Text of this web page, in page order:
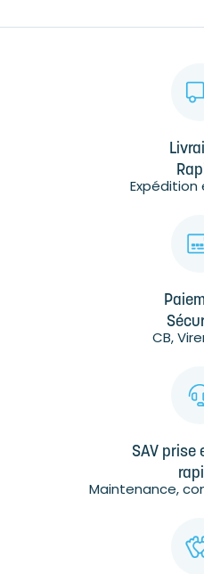
Expédition
CB,
SAV prise
Maintenance,